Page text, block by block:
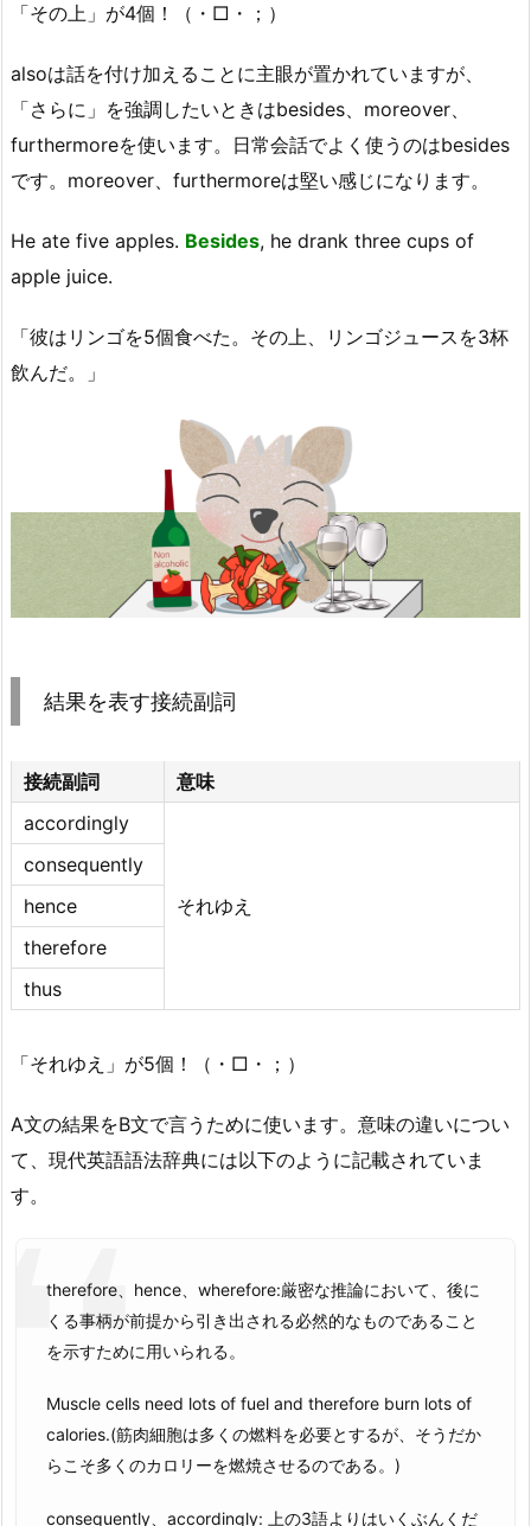
「その上」が4個！（・□・；）
alsoは話を付け加えることに主眼が置かれていますが、
「さらに」を強調したいときはbesides、moreover、
furthermoreを使います。日常会話でよく使うのはbesides
です。moreover、furthermoreは堅い感じになります。
He ate five apples. Besides, he drank three cups of
apple juice.
「彼はリンゴを5個食べた。その上、リンゴジュースを3杯
飲んだ。」
結果を表す接続副詞
接続副詞
意味
accordingly
それゆえ
consequently
hence
therefore
thus
「それゆえ」が5個！（・□・；）
A文の結果をB文で言うために使います。意味の違いについ
て、現代英語語法辞典には以下のように記載されていま
す。
therefore、hence、wherefore:厳密な推論において、後に
くる事柄が前提から引き出される必然的なものであること
を示すために用いられる。
Muscle cells need lots of fuel and therefore burn lots of
calories.(筋肉細胞は多くの燃料を必要とするが、そうだか
らこそ多くのカロリーを燃焼させるのである。)
consequently、accordingly: 上の3語よりはいくぶんくだ